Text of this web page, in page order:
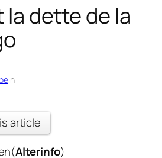
la dette de la
in
article
Alterinfo)